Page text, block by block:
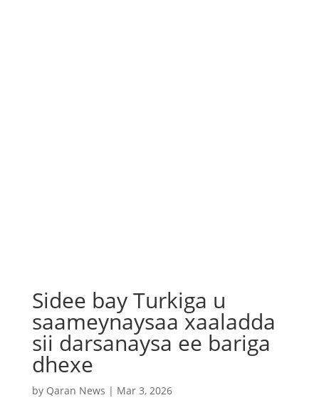
Sidee bay Turkiga u
saameynaysaa xaaladda
sii darsanaysa ee bariga
dhexe
by Qaran News | Mar 3, 2026